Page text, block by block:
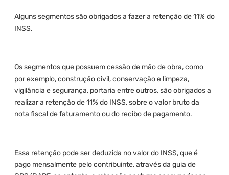
Alguns segmentos são obrigados a fazer a retenção de 11% do
INSS.
Os segmentos que possuem cessão de mão de obra, como
por exemplo, construção civil, conservação e limpeza,
vigilância e segurança, portaria entre outros, são obrigados a
realizar a retenção de 11% do INSS, sobre o valor bruto da
nota fiscal de faturamento ou do recibo de pagamento.
Essa retenção pode ser deduzida no valor do INSS, que é
pago mensalmente pelo contribuinte, através da guia de